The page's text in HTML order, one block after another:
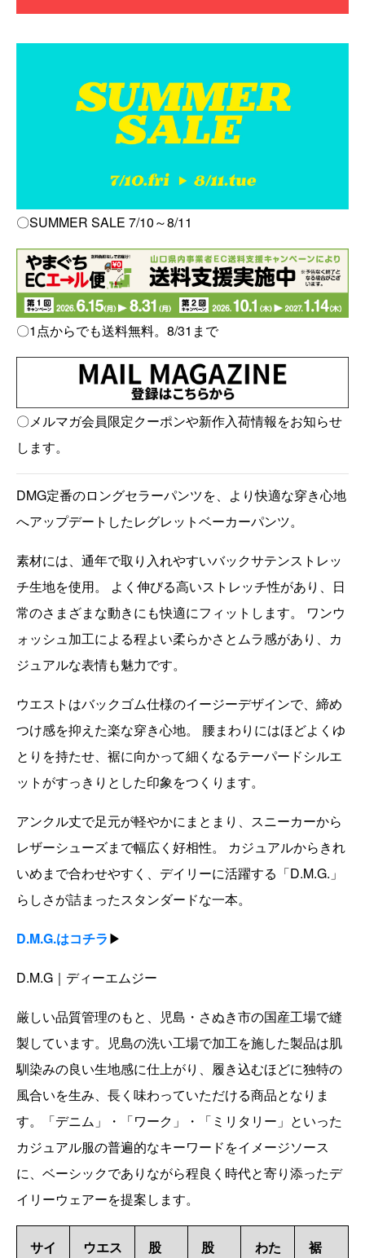
〇SUMMER SALE 7/10～8/11
〇1点からでも送料無料。8/31まで
〇メルマガ会員限定クーポンや新作入荷情報をお知らせ
します。
DMG定番のロングセラーパンツを、より快適な穿き心地
へアップデートしたレグレットベーカーパンツ。
素材には、通年で取り入れやすいバックサテンストレッ
チ生地を使用。 よく伸びる高いストレッチ性があり、日
常のさまざまな動きにも快適にフィットします。 ワンウ
ォッシュ加工による程よい柔らかさとムラ感があり、カ
ジュアルな表情も魅力です。
ウエストはバックゴム仕様のイージーデザインで、締め
つけ感を抑えた楽な穿き心地。 腰まわりにはほどよくゆ
とりを持たせ、裾に向かって細くなるテーパードシルエ
ットがすっきりとした印象をつくります。
アンクル丈で足元が軽やかにまとまり、スニーカーから
レザーシューズまで幅広く好相性。 カジュアルからきれ
いめまで合わせやすく、デイリーに活躍する「D.M.G.」
らしさが詰まったスタンダードな一本。
D.M.G.はコチラ▶
D.M.G｜ディーエムジー
厳しい品質管理のもと、児島・さぬき市の国産工場で縫
製しています。児島の洗い工場で加工を施した製品は肌
馴染みの良い生地感に仕上がり、履き込むほどに独特の
風合いを生み、長く味わっていただける商品となりま
す。「デニム」・「ワーク」・「ミリタリー」といった
カジュアル服の普遍的なキーワードをイメージソース
に、ベーシックでありながら程良く時代と寄り添ったデ
イリーウェアーを提案します。
サイ
ウエス
股
股
わた
裾